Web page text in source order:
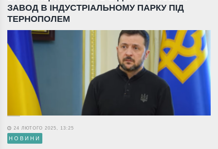
ЗАВОД В ІНДУСТРІАЛЬНОМУ ПАРКУ ПІД
ТЕРНОПОЛЕМ
24 ЛЮТОГО 2025, 13:25
НОВИНИ